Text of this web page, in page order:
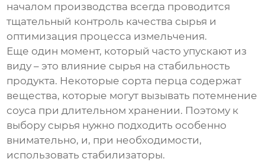
началом производства всегда проводится
тщательный контроль качества сырья и
оптимизация процесса измельчения.
Еще один момент, который часто упускают из
виду – это влияние сырья на стабильность
продукта. Некоторые сорта перца содержат
вещества, которые могут вызывать потемнение
соуса при длительном хранении. Поэтому к
выбору сырья нужно подходить особенно
внимательно, и, при необходимости,
использовать стабилизаторы.